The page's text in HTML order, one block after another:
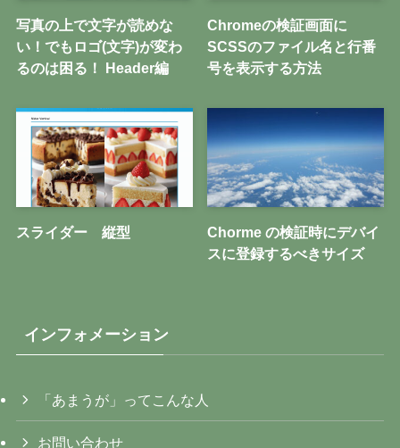
写真の上で文字が読めな
い！でもロゴ(文字)が変わ
るのは困る！ Header編
Chromeの検証画面に
SCSSのファイル名と行番
号を表示する方法
スライダー 縦型
Chorme の検証時にデバイ
スに登録するべきサイズ
インフォメーション
「あまうが」ってこんな人
お問い合わせ